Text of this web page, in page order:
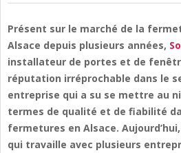
Présent sur le marché de la
Alsace depuis plusieurs années,
installateur de portes et de
réputation irréprochable dans le
entreprise qui a su se mettre au
termes de qualité et de fiabilité
fermetures en Alsace.
qui travaille avec plusieurs